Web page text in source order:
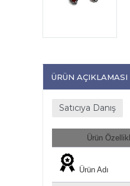
ÜRÜN AÇIKLAMASI
Satıcıya Danış
NOT: TÜM
Ürün
Ürün Adı